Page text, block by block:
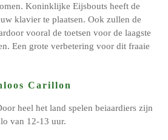
Koninklijke Eijsbouts heeft de
klavier te plaatsen. Ook zullen de
vooral de toetsen voor de laagste
Een grote verbetering voor dit fraaie
Carillon
heel het land spelen beiaardiers zijn
van 12-13 uur.